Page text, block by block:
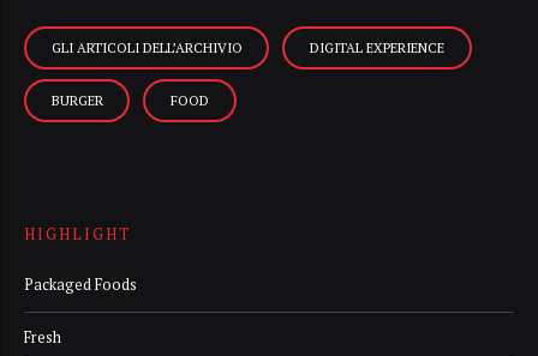
GLI ARTICOLI DELL’ARCHIVIO DIGITAL EXPERIENCE
BURGER FOOD
HIGHLIGHT
Packaged Foods
Fresh